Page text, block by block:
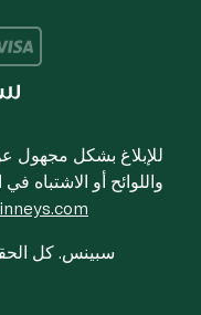
للإبلاغ بشكل مجهول
واللوائح أو الاشتباه
© 2020-2026 سبينس.